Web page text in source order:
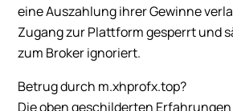
eine Auszahlung ihrer Gewinne
Zugang zur Plattform gesperrt und
zum Broker ignoriert.
Betrug durch m.xhprofx.top?
Die oben geschilderten